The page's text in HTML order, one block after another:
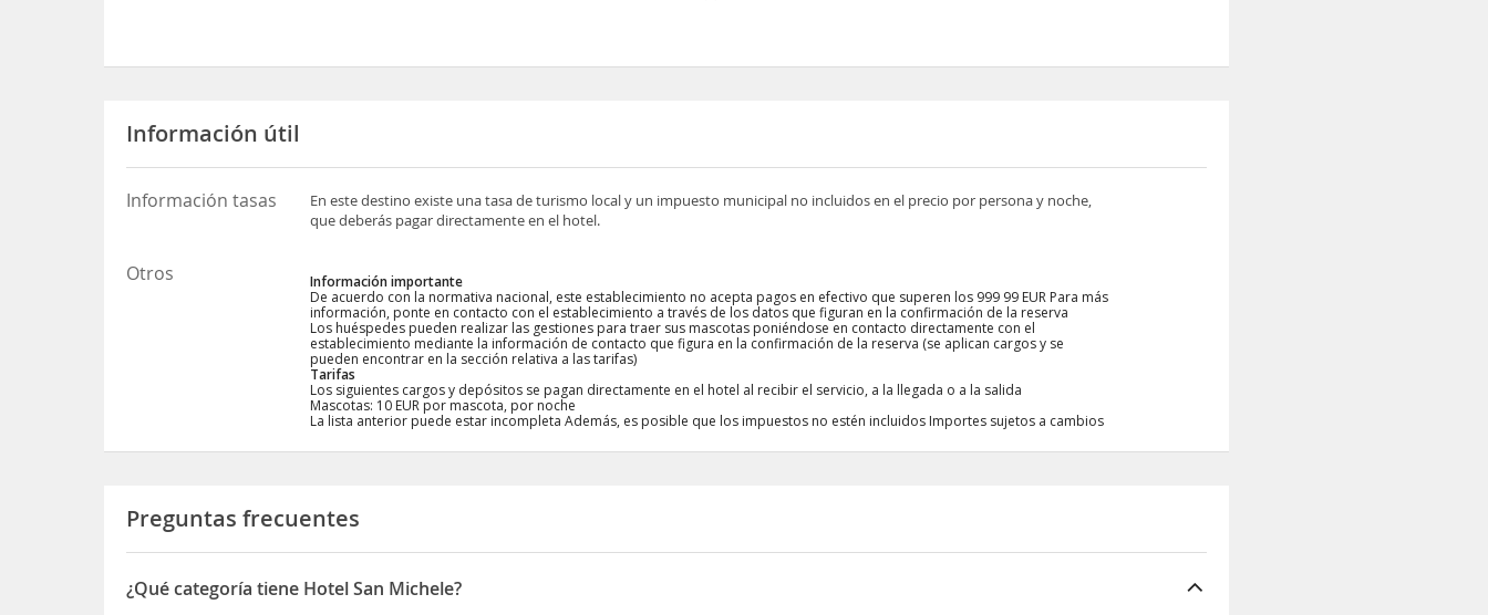
Información útil
Información tasas
En este destino existe una tasa de turismo local y un impuesto municipal no incluidos en el precio por persona y noche,
que deberás pagar directamente en el hotel.
Otros
Información importante
De acuerdo con la normativa nacional, este establecimiento no acepta pagos en efectivo que superen los 999 99 EUR Para más
información, ponte en contacto con el establecimiento a través de los datos que figuran en la confirmación de la reserva
Los huéspedes pueden realizar las gestiones para traer sus mascotas poniéndose en contacto directamente con el
establecimiento mediante la información de contacto que figura en la confirmación de la reserva (se aplican cargos y se
pueden encontrar en la sección relativa a las tarifas)
Tarifas
Los siguientes cargos y depósitos se pagan directamente en el hotel al recibir el servicio, a la llegada o a la salida
Mascotas: 10 EUR por mascota, por noche
La lista anterior puede estar incompleta Además, es posible que los impuestos no estén incluidos Importes sujetos a cambios
Preguntas frecuentes
¿Qué categoría tiene Hotel San Michele?